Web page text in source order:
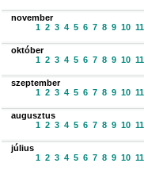
november
1 2 3 4 5 6 7 8 9 10 11
október
1 2 3 4 5 6 7 8 9 10 11
szeptember
1 2 3 4 5 6 7 8 9 10 11
augusztus
1 2 3 4 5 6 7 8 9 10 11
július
1 2 3 4 5 6 7 8 9 10 11